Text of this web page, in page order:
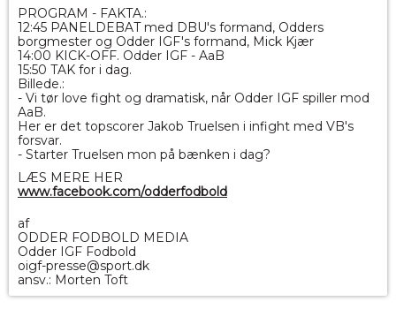
PROGRAM - FAKTA.:
12:45 PANELDEBAT med DBU's formand, Odders
borgmester og Odder IGF's formand, Mick Kjær
14:00 KICK-OFF. Odder IGF - AaB
15:50 TAK for i dag.
Billede.:
- Vi tør love fight og dramatisk, når Odder IGF spiller mod
AaB.
Her er det topscorer Jakob Truelsen i infight med VB's
forsvar.
- Starter Truelsen mon på bænken i dag?
LÆS MERE HER
www.facebook.com/odderfodbold
af
ODDER FODBOLD MEDIA
Odder IGF Fodbold
oigf-presse@sport.dk
ansv.: Morten Toft